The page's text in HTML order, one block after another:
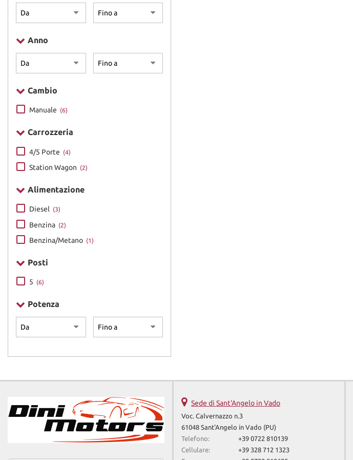
Anno
Cambio
Manuale (6)
Carrozzeria
4/5 Porte (4)
Station Wagon (2)
Alimentazione
Diesel (3)
Benzina (2)
Benzina/Metano (1)
Posti
5 (6)
Potenza
Sede di Sant'Angelo in Vado
Voc. Calvernazzo n.3
61048 Sant'Angelo in Vado (PU)
Telefono:
+39 0722 810139
Cellulare:
+39 328 712 1323